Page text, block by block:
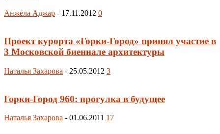
Анжела Аджар - 17.11.2012 0
Проект курорта «Горки-Город» принял участие в
3 Московской биеннале архитектуры
Наталья Захарова - 25.05.2012 3
Горки-Город 960: прогулка в будущее
Наталья Захарова - 01.06.2011 17